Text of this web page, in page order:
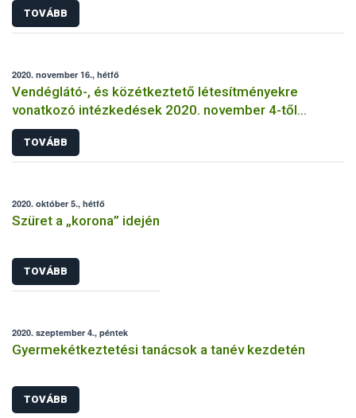
TOVÁBB
2020. november 16., hétfő
Vendéglátó-, és közétkeztető létesítményekre
vonatkozó intézkedések 2020. november 4-től
visszavonásig
TOVÁBB
2020. október 5., hétfő
Szüret a „korona” idején
TOVÁBB
2020. szeptember 4., péntek
Gyermekétkeztetési tanácsok a tanév kezdetén
TOVÁBB